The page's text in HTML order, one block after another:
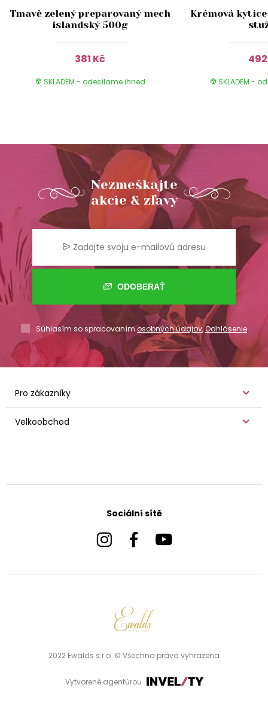
Tmavě zelený preparovaný mech
islandský 500g
381 Kč
SKLADEM - odesílame ihned
Krémová
SKLADEM -
Nezmeškajte
akcie & zľavy
ODOBERAŤ
Súhlasím so spracovaním osobných údajov,Odhlásenie
Pro zákazníky
Velkoobchod
Sociální sítě
2022 Ewalds s.r.o. © Všechna práva vyhrazena
Vytvorené agentúrou